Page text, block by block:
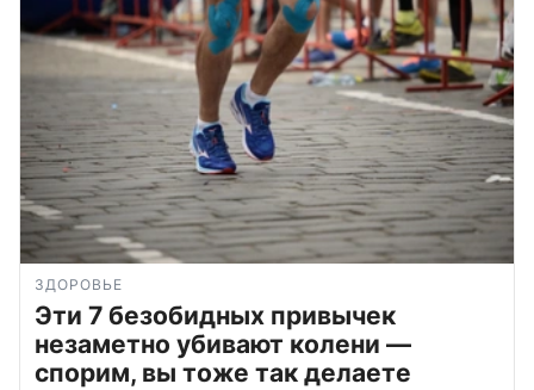
ЗДОРОВЬЕ
Эти 7 безобидных привычек
незаметно убивают колени —
спорим, вы тоже так делаете